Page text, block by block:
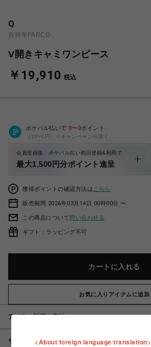
Q
吉祥寺PARCO
V開きキャミワンピース
￥19,910 税込
ポケパル払いで 0〜0ポイント
（1P=1円）※キャンペーン分除く
会員登録後、ポケパル払い初回登録&利用で
最大1,500円分ポイント進呈
獲得ポイントの確認方法は こちら
販売期間 2026年03月14日 00時00分 〜
この商品について問い合わせる
ギフト：ラッピング不可
カートに入れる
お気に入りアイテムに追加
アイテム説明 / 素材
サイズ <About foreign language translation>